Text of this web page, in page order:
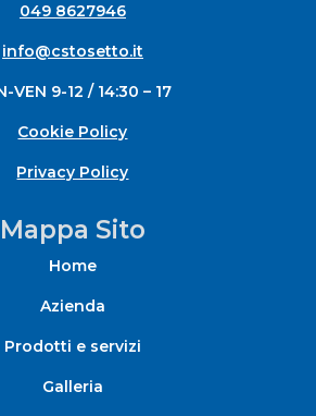
049 8627946
info@cstosetto.it
VEN 9-12 / 14:30 – 17
Cookie Policy
Privacy Policy
Mappa Sito
Home
Azienda
Prodotti e servizi
Galleria